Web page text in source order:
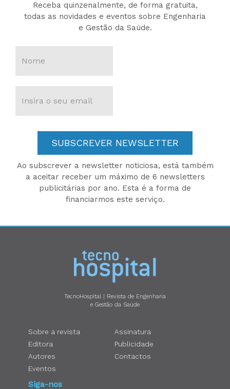
Receba quinzenalmente, de forma gratuita,
todas as novidades e eventos sobre Engenharia
e Gestão da Saúde.
SUBSCREVER NEWSLETTER
Ao subscrever a newsletter noticiosa, está também
a aceitar receber um máximo de 6 newsletters
publicitárias por ano. Esta é a forma de
financiarmos este serviço.
TecnoHospital | Revista de Engenharia
e Gestão da Saúde
Sobre a revista
Editora
Autores
Eventos
Assinatura
Publicidade
Contactos
Siga-nos